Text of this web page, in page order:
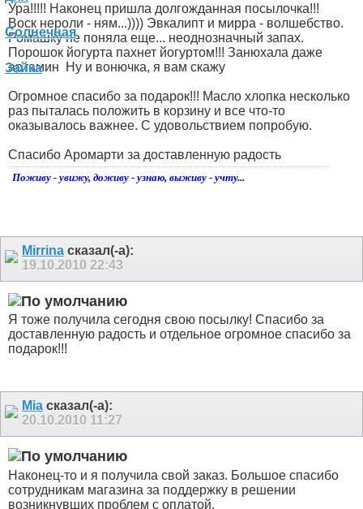
Ура!!!!! Наконец пришла долгожданная посылочка!!!
Воск нероли - ням...)))) Эвкалипт и мирра - волшебство.
Ромашку не поняла еще... неоднозначный запах.
Порошок йогурта пахнет йогуртом!!! Занюхала даже
артамин
Ну и вонючка, я вам скажу
Огромное спасибо за подарок!!! Масло хлопка несколько
раз пыталась положить в корзину и все что-то
оказывалось важнее. С удовольствием попробую.
Спасибо Аромарти за доставленную радость
Поживу - увижу, доживу - узнаю, выживу - учту...
Mirrina сказал(-а):
19.10.2010 22:43
Я тоже получила сегодня свою посылку! Спасибо за
доставленную радость и отдельное огромное спасибо за
подарок!!!
Mia сказал(-а):
20.10.2010 11:27
Наконец-то и я получила свой заказ. Большое спасибо
сотрудникам магазина за поддержку в решении
возникнувших проблем с оплатой.